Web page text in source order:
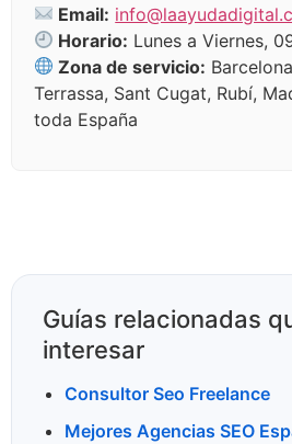
Email:
Horario: Lunes a Viernes,
Zona de servicio:
Terrassa, Sant Cugat, Rubí,
toda España
Guías relacionadas
interesar
Consultor Seo Freelance
Mejores Agencias SEO